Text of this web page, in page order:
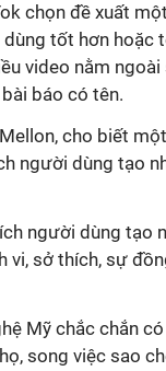
chọn đề xuất
tốt hơn hoặc
video nằm
báo có tên.
cho biết
người dùng tạo
người dùng tạo
vi, sở thích, sự
Mỹ chắc chắn
song việc sao